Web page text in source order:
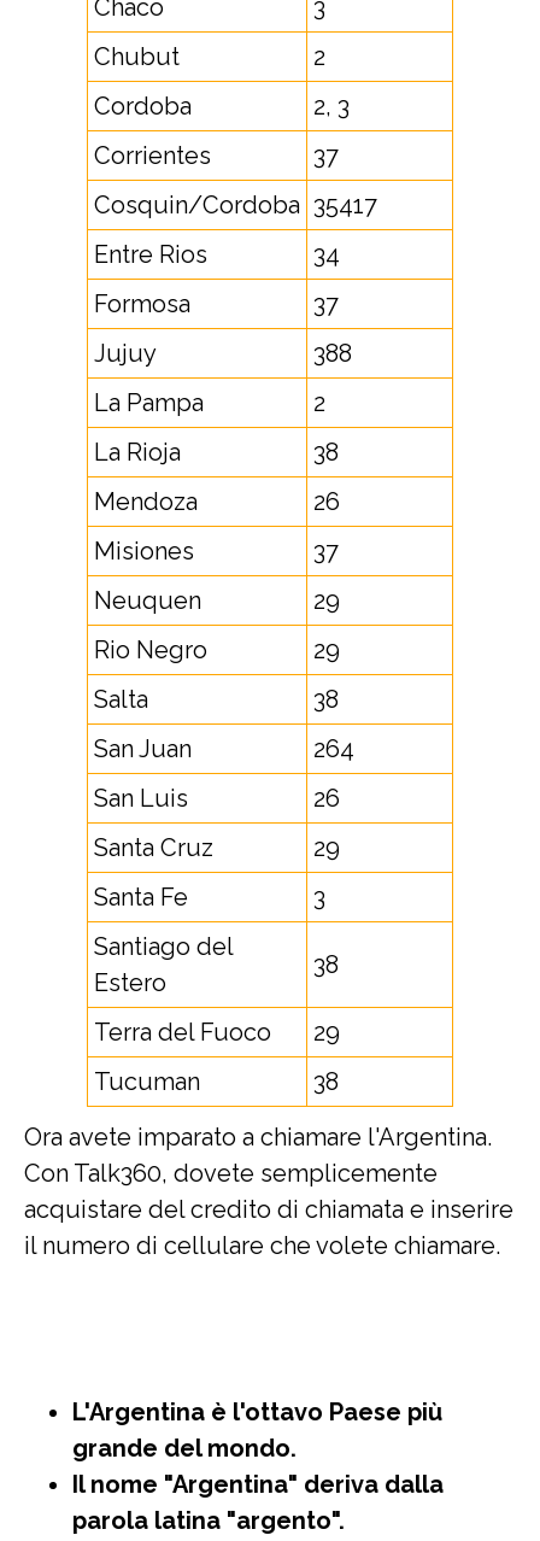
Chaco
3
Chubut
2
Cordoba
2, 3
Corrientes
37
Cosquin/Cordoba 35417
Entre Rios
34
Formosa
37
Jujuy
388
La Pampa
2
La Rioja
38
Mendoza
26
Misiones
37
Neuquen
29
Rio Negro
29
Salta
38
San Juan
264
San Luis
26
Santa Cruz
29
Santa Fe
3
Santiago del
Estero
38
Terra del Fuoco
29
Tucuman
38
Ora avete imparato a chiamare l'Argentina.
Con Talk360, dovete semplicemente
acquistare del credito di chiamata e inserire
il numero di cellulare che volete chiamare.
L'Argentina è l'ottavo Paese più
grande del mondo.
Il nome "Argentina" deriva dalla
parola latina "argento".